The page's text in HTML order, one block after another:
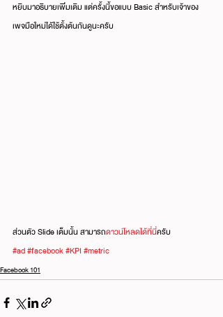
หยิบมาอธิบายเพิ่มเติม แต่ครั้งนี้ขอแบบ Basic สำหรับเจ้าของ
เพจมือใหม่ได้ใช้ตั้งต้นกันดูนะครับ
ส่วนตัว Slide เต็มนั้น สามารถดาวน์โหลดได้ที่นี่ครับ
#ad#facebook#KPI #metric
Facebook 101